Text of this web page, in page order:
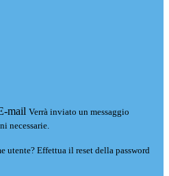
mail Verrà inviato un messaggio
necessarie.
utente? Effettua il reset della password